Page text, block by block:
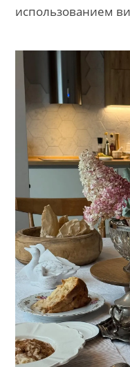
использованием